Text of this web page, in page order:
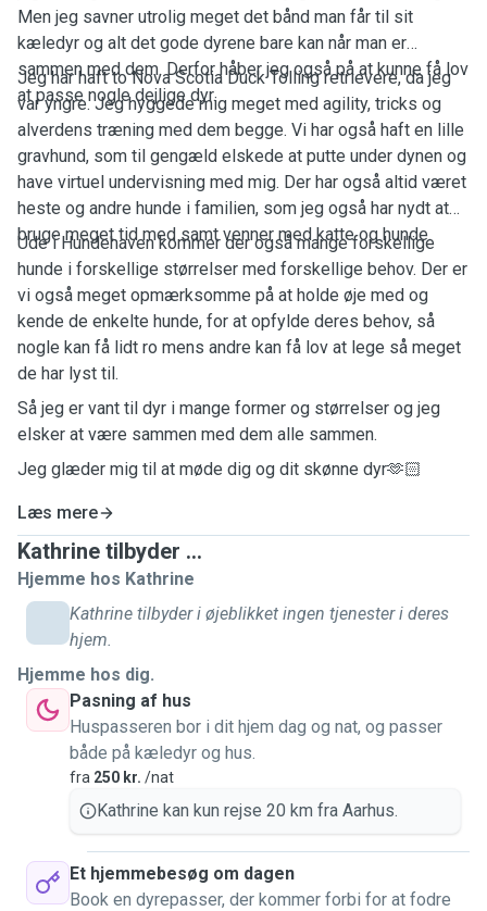
Men jeg savner utrolig meget det bånd man får til sit
kæledyr og alt det gode dyrene bare kan når man er
sammen med dem. Derfor håber jeg også på at kunne få lov
at passe nogle dejlige dyr.
Jeg har haft to Nova Scotia Duck Tolling retrievere, da jeg
var yngre. Jeg hyggede mig meget med agility, tricks og
alverdens træning med dem begge. Vi har også haft en lille
gravhund, som til gengæld elskede at putte under dynen og
have virtuel undervisning med mig. Der har også altid været
heste og andre hunde i familien, som jeg også har nydt at
bruge meget tid med samt venner med katte og hunde.
Ude i Hundehaven kommer der også mange forskellige
hunde i forskellige størrelser med forskellige behov. Der er
vi også meget opmærksomme på at holde øje med og
kende de enkelte hunde, for at opfylde deres behov, så
nogle kan få lidt ro mens andre kan få lov at lege så meget
de har lyst til.
Så jeg er vant til dyr i mange former og størrelser og jeg
elsker at være sammen med dem alle sammen.
Jeg glæder mig til at møde dig og dit skønne dyr🫶🏻
Læs mere
Kathrine tilbyder ...
Hjemme hos Kathrine
Kathrine tilbyder i øjeblikket ingen tjenester i deres
hjem.
Hjemme hos dig.
Pasning af hus
Huspasseren bor i dit hjem dag og nat, og passer
både på kæledyr og hus.
fra 250 kr. /nat
Kathrine kan kun rejse 20 km fra Aarhus.
Et hjemmebesøg om dagen
Book en dyrepasser, der kommer forbi for at fodre